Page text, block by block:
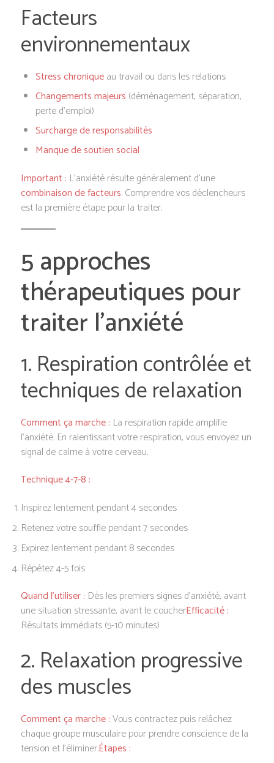
Facteurs
environnementaux
Stress chroniqueau travail ou dans les relations
Changements majeurs (déménagement, séparation,
perte d’emploi)
Surcharge de responsabilités
Manque de soutien social
Important : L’anxiété résulte généralement d’une
combinaison de facteurs. Comprendre vos déclencheurs
est la première étape pour la traiter.
5 approches
thérapeutiques pour
traiter l’anxiété
1. Respiration contrôlée et
techniques de relaxation
Comment ça marche : La respiration rapide amplifie
l’anxiété. En ralentissant votre respiration, vous envoyez un
signal de calme à votre cerveau.
Technique 4-7-8 :
Inspirez lentement pendant 4 secondes
Retenez votre souffle pendant 7 secondes
Expirez lentement pendant 8 secondes
Répétez 4-5 fois
Quand l’utiliser : Dès les premiers signes d’anxiété, avant
une situation stressante, avant le coucherEfficacité :
Résultats immédiats (5-10 minutes)
2. Relaxation progressive
des muscles
Comment ça marche :Vous contractez puis relâchez
chaque groupe musculaire pour prendre conscience de la
tension et l’éliminer.Étapes :